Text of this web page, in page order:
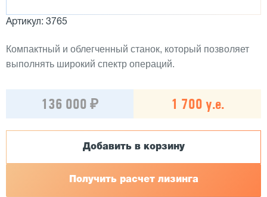
Артикул: 3765
Компактный и облегченный станок, который позволяет
выполнять широкий спектр операций.
136 000 ₽ 1 700 у.е.
Добавить в корзину
Получить расчет лизинга